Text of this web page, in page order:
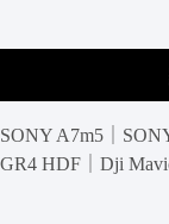
SONY A7m5｜
GR4 HDF｜Dji